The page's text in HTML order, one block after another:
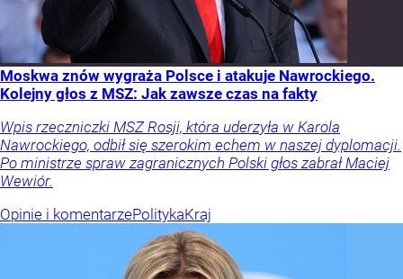
Moskwa znów wygraża Polsce i atakuje Nawrockiego.
Kolejny głos z MSZ: Jak zawsze czas na fakty
Wpis rzeczniczki MSZ Rosji, która uderzyła w Karola
Nawrockiego, odbił się szerokim echem w naszej dyplomacji.
Po ministrze spraw zagranicznych Polski głos zabrał Maciej
Wewiór.
Opinie i komentarzePolitykaKraj